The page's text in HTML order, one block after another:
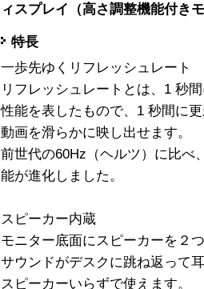
ィスプレイ（高さ調整機能付き
特長
一歩先ゆくリフレッシュレート
リフレッシュレートとは、1 秒
性能を表したもので、1 秒間に
動画を滑らかに映し出せます。
前世代の60Hz（ヘルツ）に比べ
能が進化しました。
スピーカー内蔵
モニター底面にスピーカーを２
サウンドがデスクに跳ね返って
スピーカーいらずで使えます。